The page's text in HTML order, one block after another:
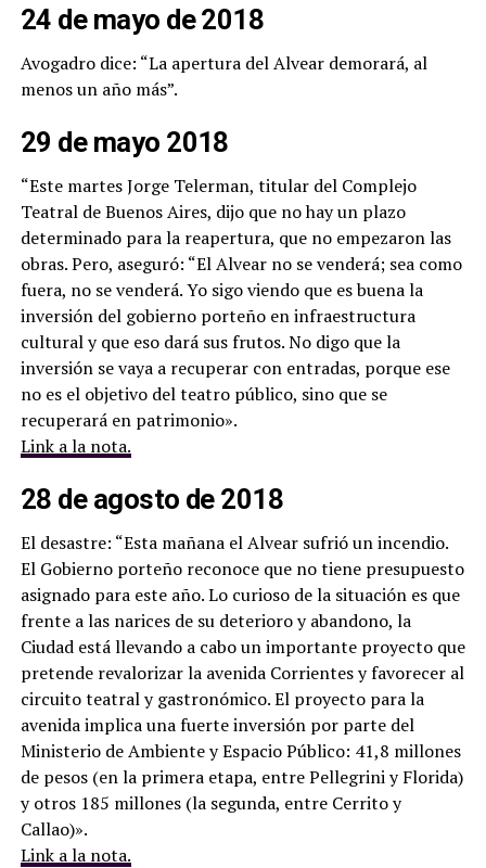
24 de mayo de 2018
Avogadro dice: “La apertura del Alvear demorará, al
menos un año más”.
29 de mayo 2018
“Este martes Jorge Telerman, titular del Complejo
Teatral de Buenos Aires, dijo que no hay un plazo
determinado para la reapertura, que no empezaron las
obras. Pero, aseguró: “El Alvear no se venderá; sea como
fuera, no se venderá. Yo sigo viendo que es buena la
inversión del gobierno porteño en infraestructura
cultural y que eso dará sus frutos. No digo que la
inversión se vaya a recuperar con entradas, porque ese
no es el objetivo del teatro público, sino que se
recuperará en patrimonio».
Link a la nota.
28 de agosto de 2018
El desastre: “Esta mañana el Alvear sufrió un incendio.
El Gobierno porteño reconoce que no tiene presupuesto
asignado para este año. Lo curioso de la situación es que
frente a las narices de su deterioro y abandono, la
Ciudad está llevando a cabo un importante proyecto que
pretende revalorizar la avenida Corrientes y favorecer al
circuito teatral y gastronómico. El proyecto para la
avenida implica una fuerte inversión por parte del
Ministerio de Ambiente y Espacio Público: 41,8 millones
de pesos (en la primera etapa, entre Pellegrini y Florida)
y otros 185 millones (la segunda, entre Cerrito y
Callao)».
Link a la nota.